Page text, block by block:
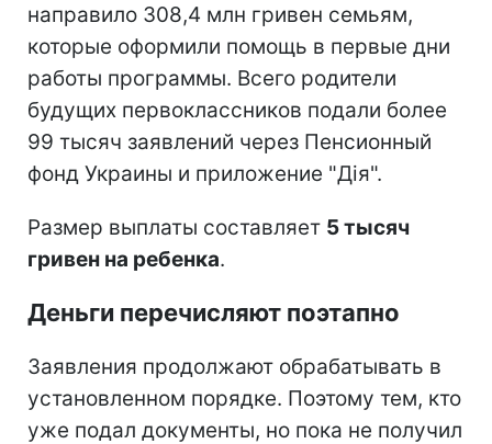
направило 308,4 млн гривен семьям,
которые оформили помощь в первые дни
работы программы. Всего родители
будущих первоклассников подали более
99 тысяч заявлений через Пенсионный
фонд Украины и приложение "Дія".
Размер выплаты составляет 5 тысяч
гривен на ребенка.
Деньги перечисляют поэтапно
Заявления продолжают обрабатывать в
установленном порядке. Поэтому тем, кто
уже подал документы, но пока не получил